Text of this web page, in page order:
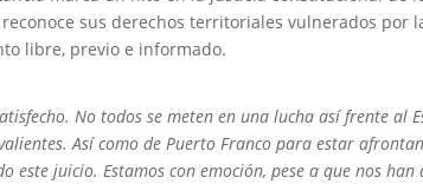
sus derechos territoriales vulnerados por
libre, previo e informado.
No todos se meten en una lucha así frente al
Así como de Puerto Franco para estar
este juicio. Estamos con emoción, pese a que nos